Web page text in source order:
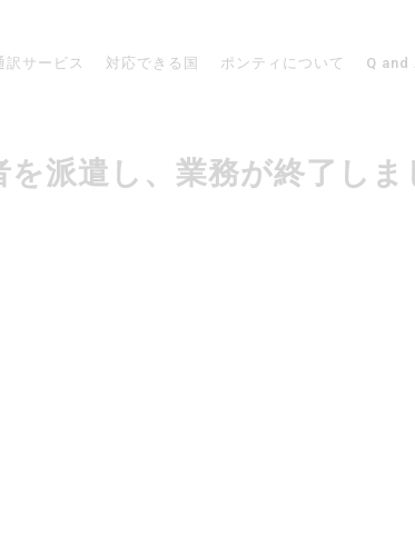
訳サービス 対応できる国 ポンティについて Q and
派遣し、業務が終了しま